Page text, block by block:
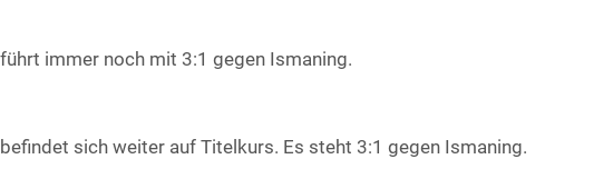
immer noch mit 3:1 gegen Ismaning.
sich weiter auf Titelkurs. Es steht 3:1 gegen Ismaning.